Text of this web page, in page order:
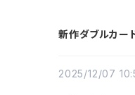
新作ダブルカー
2025/12/07